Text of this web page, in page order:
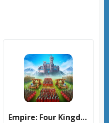
Empire: Four Kingdoms (Импайр) [МОД Mega Pack] APK Android